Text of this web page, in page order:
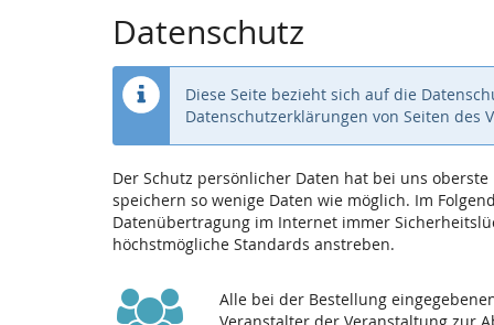
Datenschutz
Diese Seite bezieht sich auf die
Datenschutzerklärungen von Seiten des
Der Schutz persönlicher Daten hat bei uns
speichern so wenige Daten wie möglich. Im
Datenübertragung im Internet immer
höchstmögliche Standards anstreben.
Alle bei der Bestellung